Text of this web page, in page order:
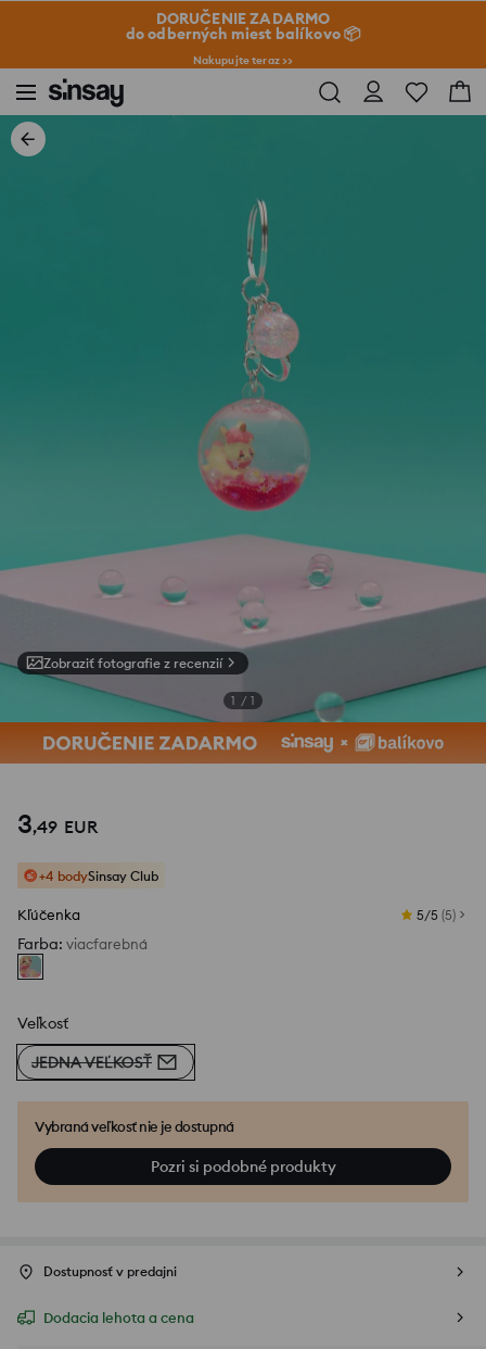
DORUČENIE ZADARMO
do odberných miest balíkovo 📦
Nakupujte teraz >>
Zobraziť fotografie z recenzií
1 / 1
3,49 EUR
+4 bodySinsay Club
Kľúčenka 5/5 (5)
Farba: viacfarebná
Veľkosť
JEDNA VEĽKOSŤ
Vybraná veľkosť nie je dostupná
Pozri si podobné produkty
Dostupnosť v predajni
Dodacia lehota a cena